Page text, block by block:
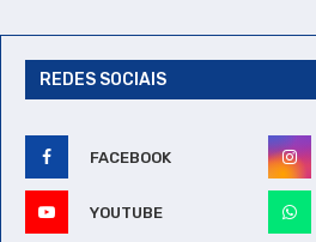
REDES SOCIAIS
FACEBOOK
YOUTUBE